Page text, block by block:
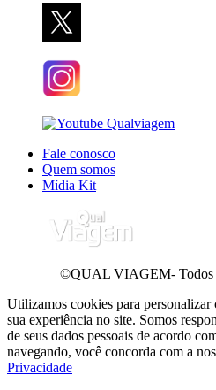
Fale conosco
Quem somos
Mídia Kit
©QUAL VIAGEM- Todos
Utilizamos cookies para personalizar
sua experiência no site. Somos
de seus dados pessoais de acordo
navegando, você concorda com a
Privacidade